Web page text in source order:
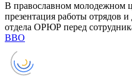
В православном молодежном
презентация работы отрядов
отдела ОРЮР перед
ВВО